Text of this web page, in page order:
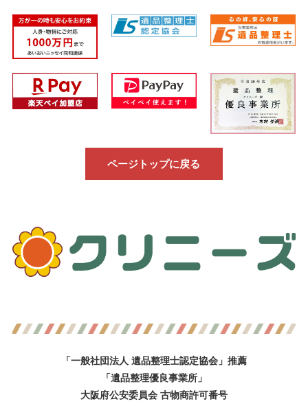
ページトップに戻る
「一般社団法人 遺品整理士認定協会」推薦
「遺品整理優良事業所」
大阪府公安委員会 古物商許可番号